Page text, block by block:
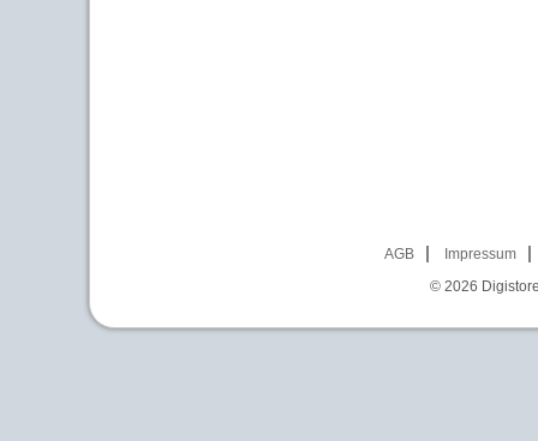
AGB
Impressum
© 2026